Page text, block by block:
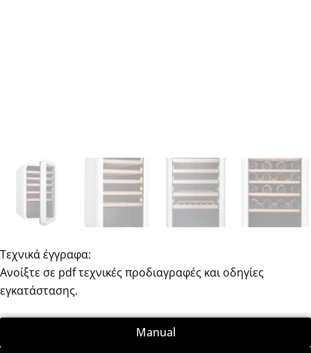
Τεχνικά έγγραφα:
Ανοίξτε σε pdf τεχνικές προδιαγραφές και οδηγίες
εγκατάστασης.
Manual